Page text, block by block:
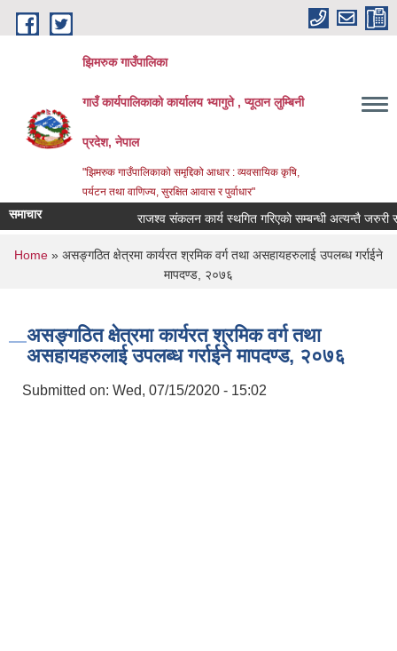
Skip to main content
झिमरुक गाउँपालिका
गाउँ कार्यपालिकाको कार्यालय भ्यागुते , प्यूठान लुम्बिनी
प्रदेश, नेपाल
"झिमरुक गाउँपालिकाको समृद्दिको आधार : व्यवसायिक कृषि,
पर्यटन तथा वाणिज्य, सुरक्षित आवास र पुर्वाधार"
समाचार राजश्व संकलन कार्य स्थगित गरिएको सम्बन्धी अत्यन्तै जरुरी
You are here
Home » असङ्गठित क्षेत्रमा कार्यरत श्रमिक वर्ग तथा असहायहरुलाई उपलब्ध गर्राईने
मापदण्ड, २०७६
असङ्गठित क्षेत्रमा कार्यरत श्रमिक वर्ग तथा
असहायहरुलाई उपलब्ध गर्राईने मापदण्ड, २०७६
Submitted on: Wed, 07/15/2020 - 15:02